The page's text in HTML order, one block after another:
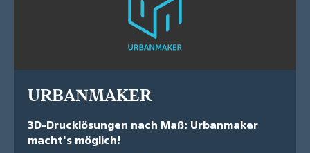
URBANMAKER
3D-Drucklösungen nach Maß: Urbanmaker
macht's möglich!